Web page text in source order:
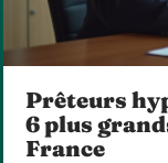
Prêteurs
6 plus
France